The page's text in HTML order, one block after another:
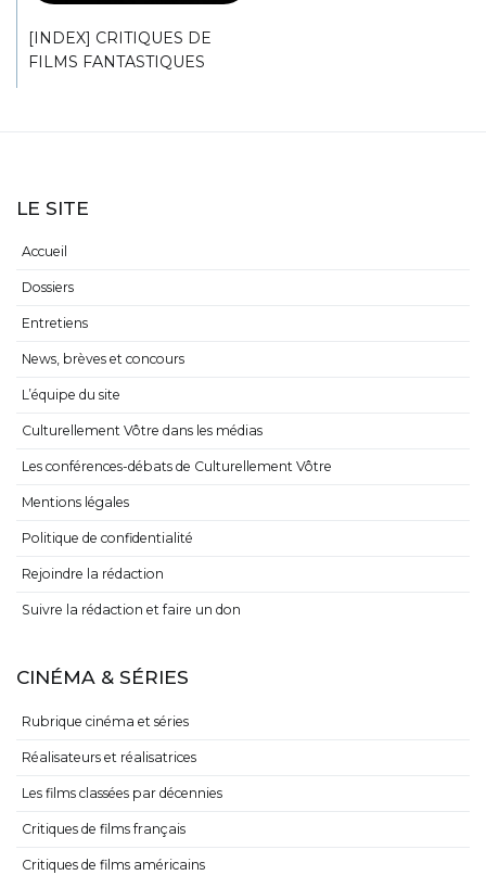
[INDEX] CRITIQUES DE
FILMS FANTASTIQUES
LE SITE
Accueil
Dossiers
Entretiens
News, brèves et concours
L’équipe du site
Culturellement Vôtre dans les médias
Les conférences-débats de Culturellement Vôtre
Mentions légales
Politique de confidentialité
Rejoindre la rédaction
Suivre la rédaction et faire un don
CINÉMA & SÉRIES
Rubrique cinéma et séries
Réalisateurs et réalisatrices
Les films classées par décennies
Critiques de films français
Critiques de films américains